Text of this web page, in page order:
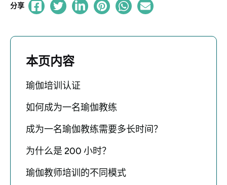
分享
本页内容
瑜伽培训认证
如何成为一名瑜伽教练
成为一名瑜伽教练需要多长时间？
为什么是 200 小时？
瑜伽教师培训的不同模式